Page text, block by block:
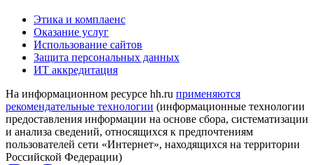
Этика и комплаенс
Оказание услуг
Использование сайтов
Защита персональных данных
ИТ аккредитация
На информационном ресурсе hh.ru применяются
рекомендательные технологии (информационные технологии
предоставления информации на основе сбора, систематизации
и анализа сведений, относящихся к предпочтениям
пользователей сети «Интернет», находящихся на территории
Российской Федерации)